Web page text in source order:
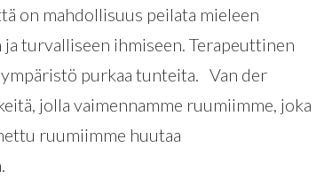
on mahdollisuus peilata mieleen
turvalliseen ihmiseen. Terapeuttinen
purkaa tunteita. Van der
jolla vaimennamme ruumiimme, joka
ruumiimme huutaa